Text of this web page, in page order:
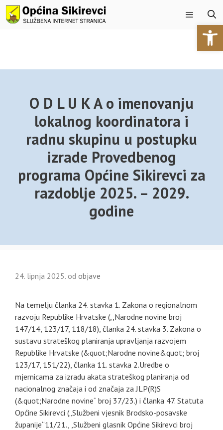
Preskoči
na
Izbornik
O D L U K A o imenovanju
lokalnog koordinatora i
radnu skupinu u postupku
izrade Provedbenog
programa Općine Sikirevci za
razdoblje 2025. – 2029.
godine
24. lipnja 2025. od objave
Na temelju članka 24. stavka 1. Zakona o regionalnom
razvoju Republike Hrvatske (,,Narodne novine broj
147/14, 123/17, 118/18), članka 24. stavka 3. Zakona o
sustavu strateškog planiranja upravljanja razvojem
Republike Hrvatske (&quot;Narodne novine&quot; broj
123/17, 151/22), članka 11. stavka 2.Uredbe o
mjernicama za izradu akata strateškog planiranja od
nacionalnog značaja i od značaja za JLP(R)S
(&quot;Narodne novine“ broj 37/23.) i članka 47. Statuta
Općine Sikirevci („Službeni vjesnik Brodsko-posavske
županije“11/21., ,Službeni glasnik Općine Sikirevci broj